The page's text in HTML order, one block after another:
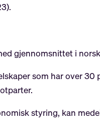
gjennomsnittet i
som har over 30
styring, kan